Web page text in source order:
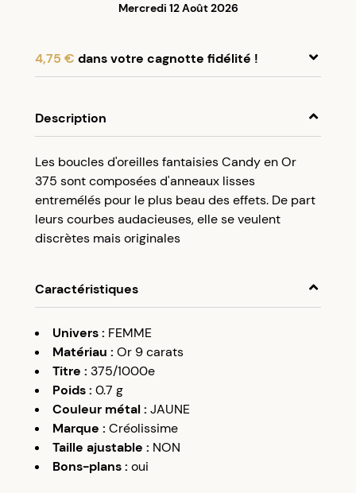
Mercredi 12 Août 2026
4,75 € dans votre cagnotte fidélité !
compte client et cumulez 5% de vos achats dans
votre cagnotte fidélité sans minimum d’achat.
Utilisez votre cagnotte de fidélité dès votre
prochaine commande à partir de 50€ d’achats.
Description
Les boucles d'oreilles fantaisies Candy en Or
375 sont composées d'anneaux lisses
entremélés pour le plus beau des effets. De part
leurs courbes audacieuses, elle se veulent
discrètes mais originales
Caractéristiques
Univers: FEMME
Matériau : Or 9 carats
Titre : 375/1000e
Poids: 0.7 g
Couleur métal: JAUNE
Marque : Créolissime
Taille ajustable : NON
Bons-plans: oui